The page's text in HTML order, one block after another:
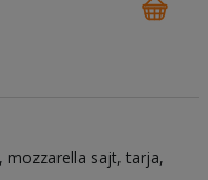
mozzarella sajt tarja